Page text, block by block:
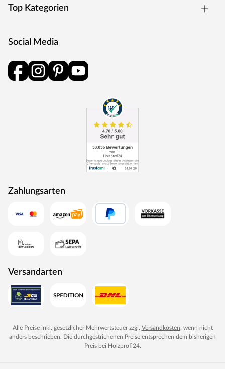
Top Kategorien
Social Media
Zahlungsarten
Versandarten
Alle Preise inkl. gesetzlicher Mehrwertsteuer zzgl. Versandkosten, wenn nicht
anders beschrieben. Die durchgestrichenen Preise entsprechen dem bisherigen
Preis bei Holzprofi24.